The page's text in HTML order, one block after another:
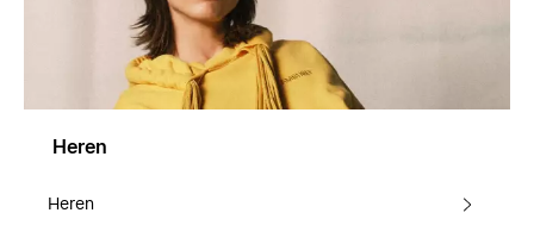
Heren
Heren